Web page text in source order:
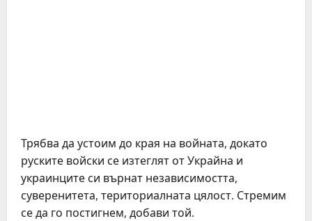
Трябва да устоим до края на войната, докато
руските войски се изтеглят от Украйна и
украинците си върнат независимостта,
суверенитета, териториалната цялост. Стремим
се да го постигнем, добави той.